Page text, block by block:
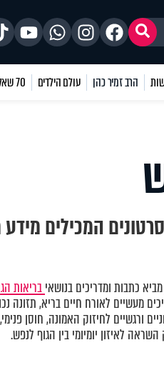
הרב זמיר כהן עולם הילדים 70 שאלות
המכילים
מביא כתבות ומדריכים בנושאיבריאות
מעשיים לאורח חיים בריא, תזונה
ורגשיים לחיזוק האמונה, חוסן
לאיזון יומיומי בין הגוף לנפש.